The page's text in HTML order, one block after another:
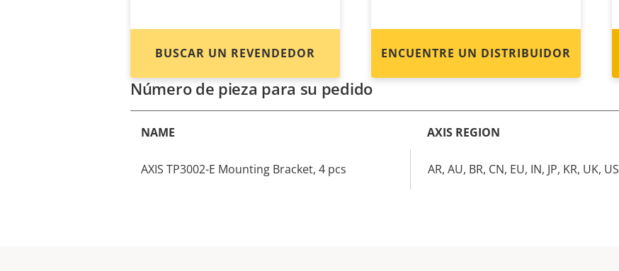
BUSCAR UN REVENDEDOR ENCUENTRE UN DISTRIBUIDOR
Número de pieza para su pedido
NAME AXIS REGION
AXIS TP3002-E Mounting Bracket, 4 pcs AR, AU, BR, CN, EU, IN, JP, KR, UK, US